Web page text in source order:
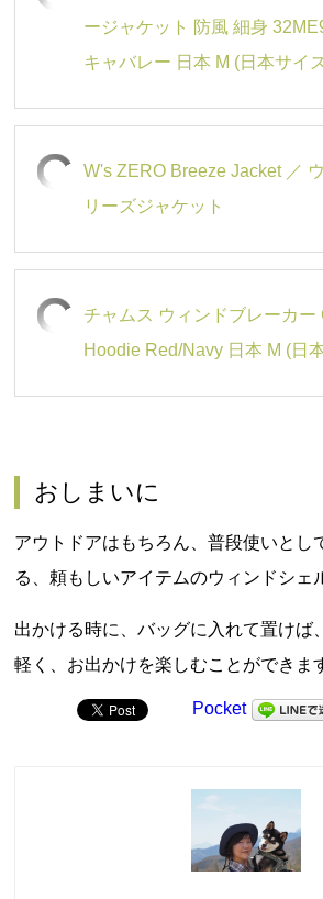
ージャケット 防風 細身
キャバレー 日本 M (日本サイ
W's ZERO Breeze Jacket ／
リーズジャケット
チャムス ウィンドブレーカー
Hoodie Red/Navy 日本 M (日
おしまいに
アウトドアはもちろん、普段使いとし
る、頼もしいアイテムのウィンドシェ
出かける時に、バッグに入れて置けば
軽く、お出かけを楽しむことができま
Pocket